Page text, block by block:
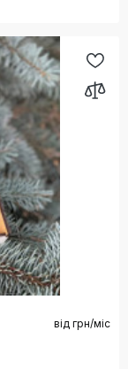
від грн/міс